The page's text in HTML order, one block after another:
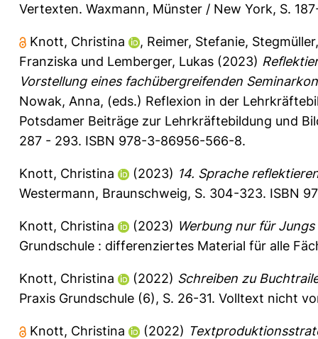
Vertexten. Waxmann, Münster / New York, S.
Knott, Christina , Reimer, Stefanie,
Franziska und Lemberger, Lukas (2023)
Vorstellung eines fachübergreifenden
Nowak, Anna, (eds.) Reflexion in der
Potsdamer Beiträge zur Lehrkräftebildung und
287 - 293. ISBN 978-3-86956-566-8.
Knott, Christina (2023) 14. Sprache
Westermann, Braunschweig, S. 304-323. ISBN
Knott, Christina (2023) Werbung nur für
Grundschule : differenziertes Material für alle
Knott, Christina (2022) Schreiben zu
Praxis Grundschule (6), S. 26-31. Volltext nicht
Knott, Christina (2022)